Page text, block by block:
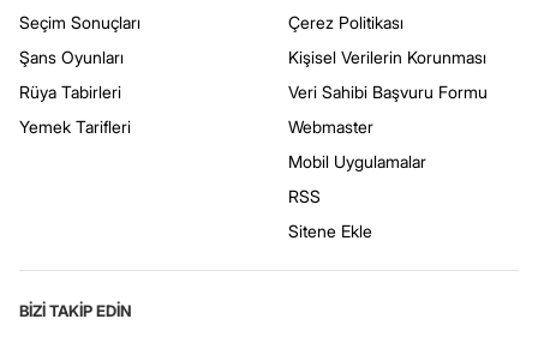
Seçim Sonuçları
Şans Oyunları
Rüya Tabirleri
Yemek Tarifleri
Çerez Politikası
Kişisel Verilerin Korunması
Veri Sahibi Başvuru Formu
Webmaster
Mobil Uygulamalar
RSS
Sitene Ekle
BİZİ TAKİP EDİN